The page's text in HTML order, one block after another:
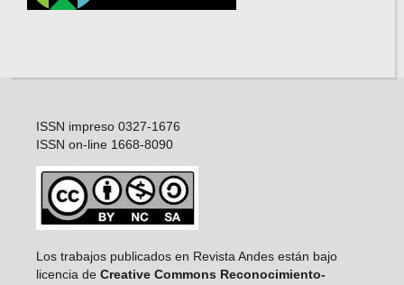
ISSN impreso 0327-1676
ISSN on-line 1668-8090
Los trabajos publicados en Revista Andes están bajo
licencia de Creative Commons Reconocimiento-